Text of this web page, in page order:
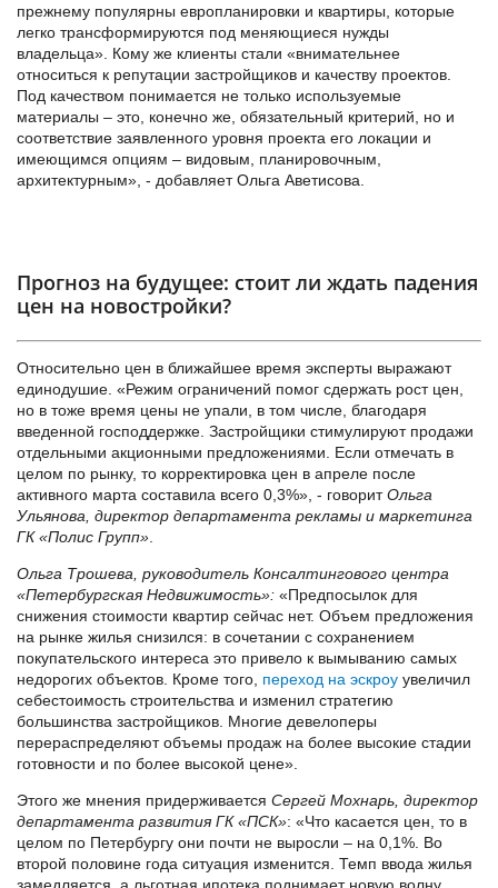
прежнему популярны европланировки и квартиры, которые
легко трансформируются под меняющиеся нужды
владельца». Кому же клиенты стали «внимательнее
относиться к репутации застройщиков и качеству проектов.
Под качеством понимается не только используемые
материалы – это, конечно же, обязательный критерий, но и
соответствие заявленного уровня проекта его локации и
имеющимся опциям – видовым, планировочным,
архитектурным», - добавляет Ольга Аветисова.
Прогноз на будущее: стоит ли ждать падения
цен на новостройки?
Относительно цен в ближайшее время эксперты выражают
единодушие. «Режим ограничений помог сдержать рост цен,
но в тоже время цены не упали, в том числе, благодаря
введенной господдержке. Застройщики стимулируют продажи
отдельными акционными предложениями. Если отмечать в
целом по рынку, то корректировка цен в апреле после
активного марта составила всего 0,3%», - говоритОльга
Ульянова, директор департамента рекламы и маркетинга
ГК «Полис Групп»
Ольга Трошева, руководитель Консалтингового центра
«Петербургская Недвижимость»: «Предпосылок для
снижения стоимости квартир сейчас нет. Объем предложения
на рынке жилья снизился: в сочетании с сохранением
покупательского интереса это привело к вымыванию самых
недорогих объектов. Кроме того, переход на эскроу увеличил
себестоимость строительства и изменил стратегию
большинства застройщиков. Многие девелоперы
перераспределяют объемы продаж на более высокие стадии
готовности и по более высокой цене».
Этого же мнения придерживается Сергей Мохнарь, директор
департамента развития ГК «ПСК»: «Что касается цен, то в
целом по Петербургу они почти не выросли – на 0,1%. Во
второй половине года ситуация изменится. Темп ввода жилья
замедляется, а льготная ипотека поднимает новую волну